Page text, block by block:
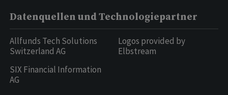
Datenquellen und Technologiepartner
Allfunds Tech Solutions
Switzerland AG
SIX Financial Information
AG
Logos provided by
Elbstream